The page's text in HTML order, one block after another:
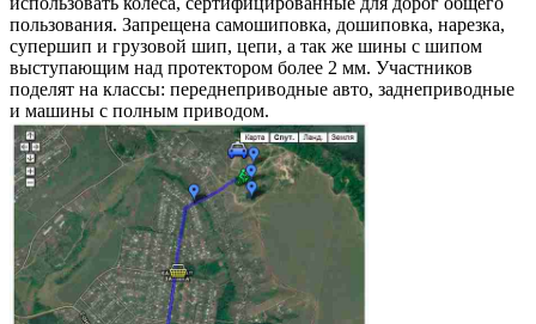
пользования. Запрещена самошиповка, дошиповка, нарезка,
супершип и грузовой шип, цепи, а так же шины с шипом
выступающим над протектором более 2 мм. Участников
поделят на классы: переднеприводные авто, заднеприводные
и машины с полным приводом.